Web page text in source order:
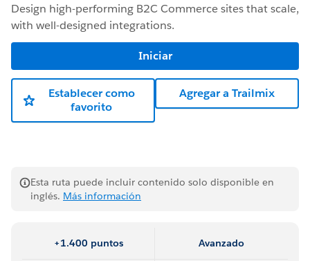
Design high-performing B2C Commerce sites that scale,
with well-designed integrations.
Iniciar
Establecer como
favorito
Agregar a Trailmix
Esta ruta puede incluir contenido solo disponible en
inglés. Más información
+1.400 puntos Avanzado